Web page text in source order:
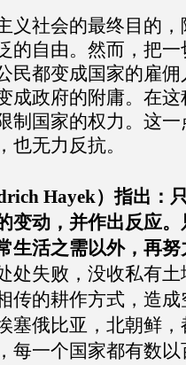
义社会的最终目的
的自由。然而，把
民都变成国家的雇
成政府的附庸。在
制国家的权力。这
也无力反抗。
Hayek）指出：
变动，并作出反应
生活之需以外，再努
处失败，没收私有
传的耕作方式，造
塞俄比亚，北朝鲜
每一个国家都有数